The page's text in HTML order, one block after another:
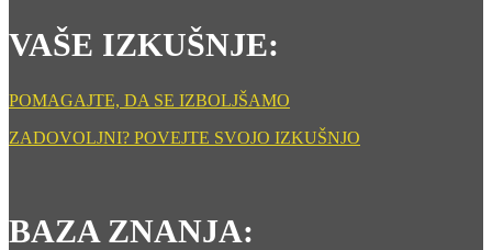
VAŠE IZKUŠNJE:
POMAGAJTE, DA SE IZBOLJŠAMO
ZADOVOLJNI? POVEJTE SVOJO IZKUŠNJO
BAZA ZNANJA: